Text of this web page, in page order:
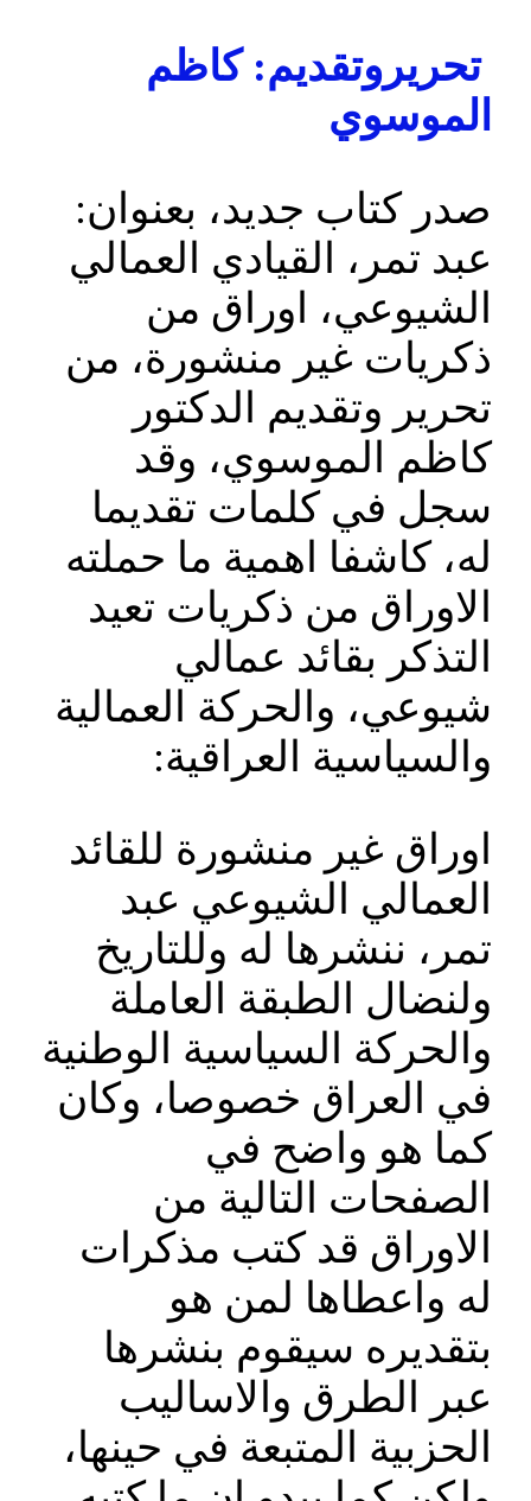
تحريروتقديم: كاظم
الموسوي
صدر كتاب جديد، بعنوان:
عبد تمر، القيادي العمالي
الشيوعي، اوراق من
ذكريات غير منشورة، من
تحرير وتقديم الدكتور
كاظم الموسوي، وقد
سجل في كلمات تقديما
له، كاشفا اهمية ما حملته
الاوراق من ذكريات تعيد
التذكر بقائد عمالي
شيوعي، والحركة العمالية
والسياسية العراقية:
اوراق غير منشورة للقائد
العمالي الشيوعي عبد
تمر، ننشرها له وللتاريخ
ولنضال الطبقة العاملة
والحركة السياسية الوطنية
في العراق خصوصا، وكان
كما هو واضح في
الصفحات التالية من
الاوراق قد كتب مذكرات
له واعطاها لمن هو
بتقديره سيقوم بنشرها
عبر الطرق والاساليب
الحزبية المتبعة في حينها،